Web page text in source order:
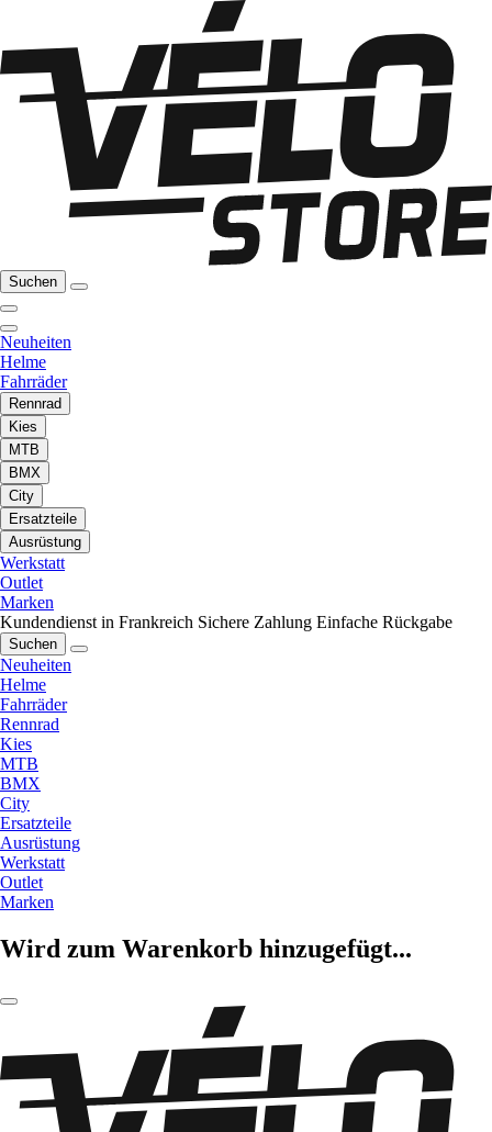
Suchen
Neuheiten
Helme
Fahrräder
Rennrad
Kies
MTB
BMX
City
Ersatzteile
Ausrüstung
Werkstatt
Outlet
Marken
Kundendienst in Frankreich Sichere Zahlung Einfache Rückgabe
Suchen
Neuheiten
Helme
Fahrräder
Rennrad
Kies
MTB
BMX
City
Ersatzteile
Ausrüstung
Werkstatt
Outlet
Marken
Wird zum Warenkorb hinzugefügt...